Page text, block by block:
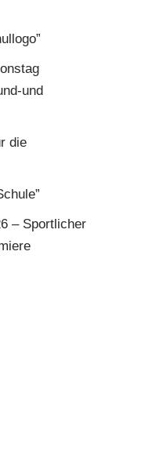
und
die
– Sportlicher